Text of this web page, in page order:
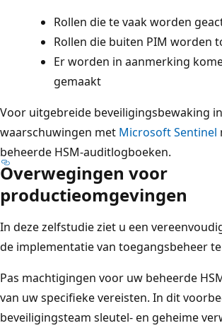
Rollen die te vaak worden
Rollen die buiten PIM worden
Er worden in aanmerking
gemaakt
Voor uitgebreide beveiligingsbewaking
waarschuwingen met Microsoft Sentinel
beheerde HSM-auditlogboeken.
Overwegingen voor
productieomgevingen
In deze zelfstudie ziet u een
de implementatie van toegangsbeheer
Pas machtigingen voor uw beheerde
van uw specifieke vereisten. In dit
beveiligingsteam sleutel- en geheime